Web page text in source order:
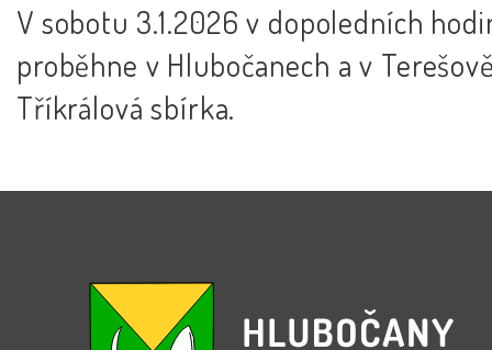
V sobotu 3.1.2026 v dopoledních
proběhne v Hlubočanech a v
Tříkrálová sbírka.